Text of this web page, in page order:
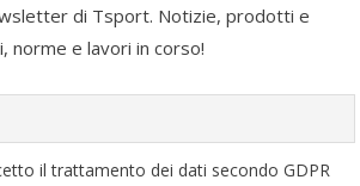
di Tsport. Notizie, prodotti e
norme e lavori in corso!
il trattamento dei dati secondo GDPR